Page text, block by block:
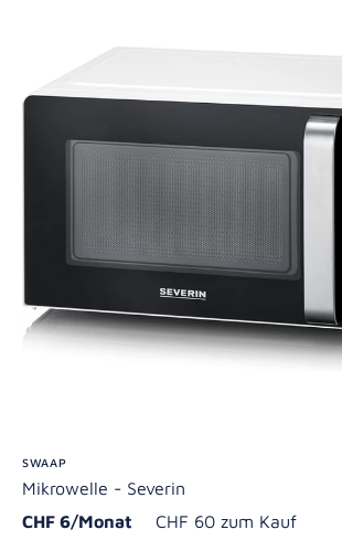
SWAAP
Mikrowelle - Severin
CHF 6/Monat
CHF 60 zum Kauf